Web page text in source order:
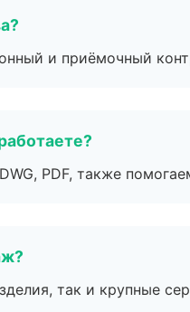
и приёмочный
PDF, также
так и крупные